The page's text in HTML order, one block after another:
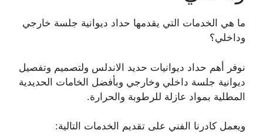
ما هي الخدمات التي يقدمها حداد ديوانية جلسة خارجي
وداخلي؟
نوفر أهم حداد ديوانيات حديد الاندلس ولتصميم وتفصيل
ديوانية جلسة داخلي وخارجي وبأفضل الخامات الحديدية
المطلية بمواد عازلة للرطوبة والحرارة.
ويعمل كادرنا الفني على تقديم الخدمات التالية: